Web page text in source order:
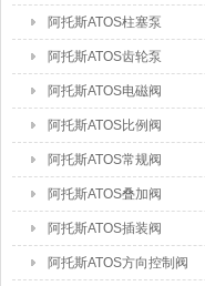
阿托斯ATOS柱塞泵
阿托斯ATOS齿轮泵
阿托斯ATOS电磁阀
阿托斯ATOS比例阀
阿托斯ATOS常规阀
阿托斯ATOS叠加阀
阿托斯ATOS插装阀
阿托斯ATOS方向控制阀